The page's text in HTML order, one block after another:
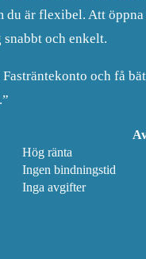
är flexibel. Att öppna
och enkelt.
Fasträntekonto och få
Hög ränta
Ingen bindningstid
Inga avgifter